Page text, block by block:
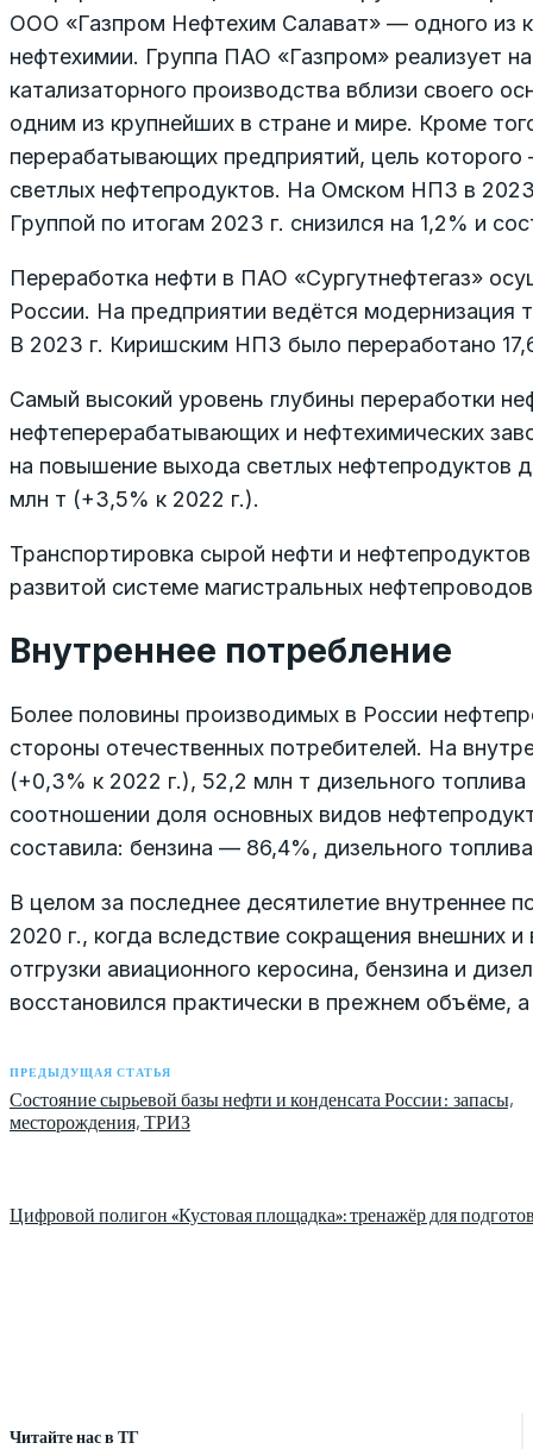
Читайте нас в ТГ
ООО «Газпром Нефтехим Салават» — одного из
нефтехимии. Группа ПАО «Газпром» реализует
катализаторного производства вблизи своего
одним из крупнейших в стране и мире. Кроме
перерабатывающих предприятий, цель
светлых нефтепродуктов. На Омском НПЗ в
Группой по итогам 2023 г. снизился на 1,2% и
Переработка нефти в ПАО «Сургутнефтегаз»
России. На предприятии ведётся модернизация
В 2023 г. Киришским НПЗ было переработано
Самый высокий уровень глубины переработки
нефтеперерабатывающих и нефтехимических
на повышение выхода светлых нефтепродуктов
млн т (+3,5% к 2022 г.).
Транспортировка сырой нефти и
развитой системе магистральных
Внутреннее потребление
Более половины производимых в России
стороны отечественных потребителей. На
(+0,3% к 2022 г.), 52,2 млн т дизельного
соотношении доля основных видов
составила: бензина — 86,4%, дизельного
В целом за последнее десятилетие внутреннее
2020 г., когда вследствие сокращения внешних
отгрузки авиационного керосина, бензина и
восстановился практически в прежнем объёме,
ПРЕДЫДУЩАЯ СТАТЬЯ
Состояние сырьевой базы нефти и конденсата России: запасы,
месторождения, ТРИЗ
Цифровой полигон «Кустовая площадка»: тренажёр для